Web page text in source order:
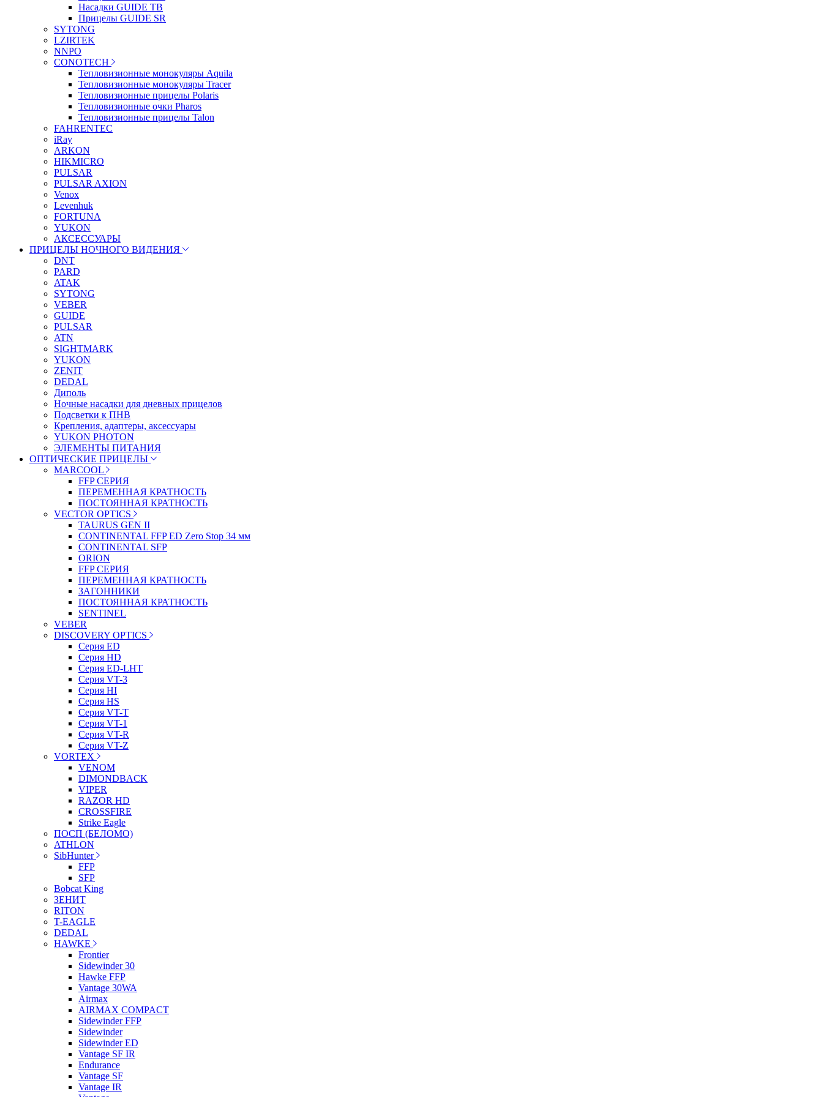
Насадки GUIDE TB
Прицелы GUIDE SR
SYTONG
LZIRTEK
NNPO
CONOTECH
Тепловизионные монокуляры Aquila
Тепловизионные монокуляры Tracer
Тепловизионные прицелы Polaris
Тепловизионные очки Pharos
Тепловизионные прицелы Talon
FAHRENTEC
iRay
ARKON
HIKMICRO
PULSAR
PULSAR AXION
Venox
Levenhuk
FORTUNA
YUKON
АКСЕССУАРЫ
ПРИЦЕЛЫ НОЧНОГО ВИДЕНИЯ
DNT
PARD
ATAK
SYTONG
VEBER
GUIDE
PULSAR
ATN
SIGHTMARK
YUKON
ZENIT
DEDAL
Диполь
Ночные насадки для дневных прицелов
Подсветки к ПНВ
Крепления, адаптеры, аксессуары
YUKON PHOTON
ЭЛЕМЕНТЫ ПИТАНИЯ
ОПТИЧЕСКИЕ ПРИЦЕЛЫ
MARCOOL
FFP СЕРИЯ
ПЕРЕМЕННАЯ КРАТНОСТЬ
ПОСТОЯННАЯ КРАТНОСТЬ
VECTOR OPTICS
TAURUS GEN II
CONTINENTAL FFP ED Zero Stop 34 мм
CONTINENTAL SFP
ORION
FFP СЕРИЯ
ПЕРЕМЕННАЯ КРАТНОСТЬ
ЗАГОННИКИ
ПОСТОЯННАЯ КРАТНОСТЬ
SENTINEL
VEBER
DISCOVERY OPTICS
Серия ED
Серия HD
Серия ED-LHT
Серия VT-3
Серия HI
Серия HS
Серия VT-T
Серия VT-1
Серия VT-R
Серия VT-Z
VORTEX
VENOM
DIMONDBACK
VIPER
RAZOR HD
CROSSFIRE
Strike Eagle
ПОСП (БЕЛОМО)
ATHLON
SibHunter
FFP
SFP
Bobcat King
ЗЕНИТ
RITON
T-EAGLE
DEDAL
HAWKE
Frontier
Sidewinder 30
Hawke FFP
Vantage 30WA
Airmax
AIRMAX COMPACT
Sidewinder FFP
Sidewinder
Sidewinder ED
Vantage SF IR
Endurance
Vantage SF
Vantage IR